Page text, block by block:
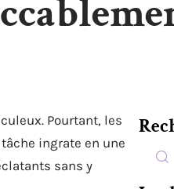
Pourtant, les
ingrate en une
sans y